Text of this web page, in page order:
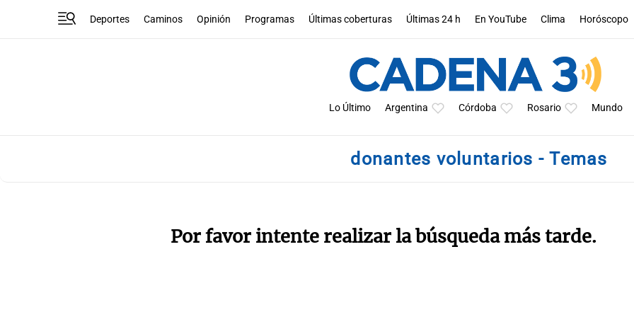
Deportes Caminos Opinión Programas Últimas coberturas Últimas 24 h En YouTube Clima Horóscopo
Lo Último Argentina Córdoba Rosario Mundo
donantes voluntarios - Temas
Por favor intente realizar la búsqueda más tarde.